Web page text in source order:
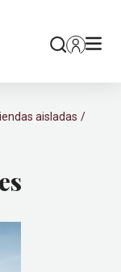
aisladas